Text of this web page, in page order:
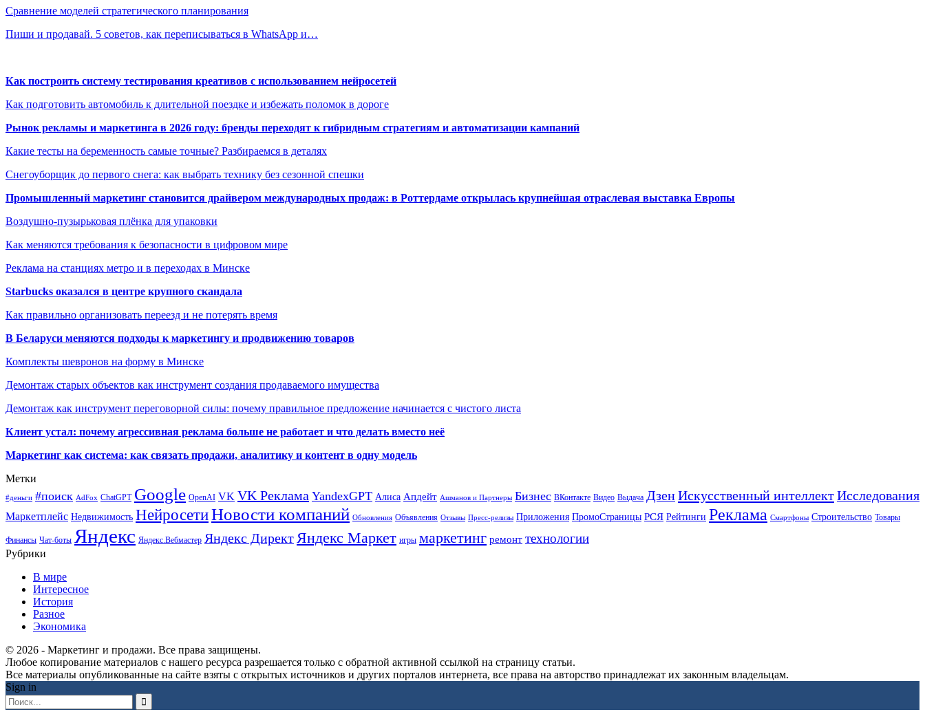
Сравнение моделей стратегического планирования
Пиши и продавай. 5 советов, как переписываться в WhatsApp и…
Как построить систему тестирования креативов с использованием нейросетей
Как подготовить автомобиль к длительной поездке и избежать поломок в дороге
Рынок рекламы и маркетинга в 2026 году: бренды переходят к гибридным стратегиям и автоматизации кампаний
Какие тесты на беременность самые точные? Разбираемся в деталях
Снегоуборщик до первого снега: как выбрать технику без сезонной спешки
Промышленный маркетинг становится драйвером международных продаж: в Роттердаме открылась крупнейшая отраслевая выставка Европы
Воздушно-пузырьковая плёнка для упаковки
Как меняются требования к безопасности в цифровом мире
Реклама на станциях метро и в переходах в Минске
Starbucks оказался в центре крупного скандала
Как правильно организовать переезд и не потерять время
В Беларуси меняются подходы к маркетингу и продвижению товаров
Комплекты шевронов на форму в Минске
Демонтаж старых объектов как инструмент создания продаваемого имущества
Демонтаж как инструмент переговорной силы: почему правильное предложение начинается с чистого листа
Клиент устал: почему агрессивная реклама больше не работает и что делать вместо неё
Маркетинг как система: как связать продажи, аналитику и контент в одну модель
Метки
#деньги #поиск AdFox ChatGPT Google OpenAI VK VK Реклама YandexGPT Алиса Апдейт Ашманов и Партнеры Бизнес ВКонтакте Видео Выдача ДзенИскусственный интеллектИсследования
Маркетплейс Недвижимость НейросетиНовости компаний Обновления Объявления Отзывы Пресс-релизы Приложения ПромоСтраницы РСЯ Рейтинги Реклама Смартфоны Строительство Товары
Финансы Чат-боты Яндекс Яндекс.Вебмастер Яндекс Директ Яндекс Маркет игры маркетинг ремонт технологии
Рубрики
В мире
Интересное
История
Разное
Экономика
© 2026 - Маркетинг и продажи. Все права защищены.
Любое копирование материалов с нашего ресурса разрешается только с обратной активной ссылкой на страницу статьи.
Все материалы опубликованные на сайте взяты с открытых источников и других порталов интернета, все права на авторство принадлежат их законным владельцам.
Sign in